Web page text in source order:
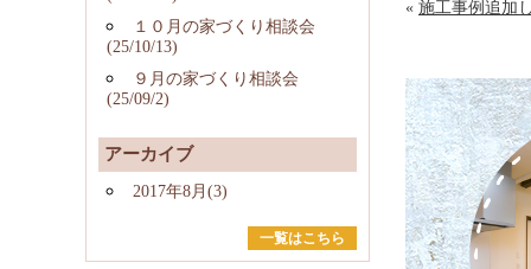
« 施工事例追加
１０月の家づくり相談会
(25/10/13)
９月の家づくり相談会
(25/09/2)
アーカイブ
2017年8月(3)
一覧はこちら